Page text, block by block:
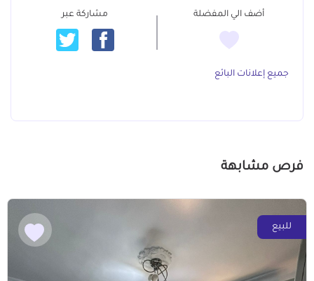
أضف الي المفضلة مشاركة عبر
جميع إعلانات البائع
فرص مشابهة
للبيع